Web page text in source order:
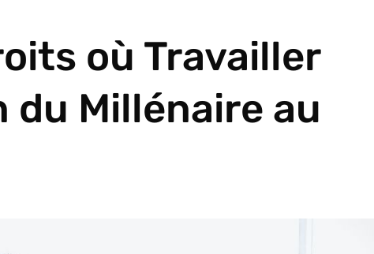
où Travailler
du Millénaire au